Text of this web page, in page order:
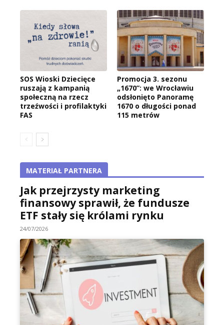
SOS Wioski Dziecięce
ruszają z kampanią
społeczną na rzecz
trzeźwości i profilaktyki
FAS
Promocja 3. sezonu
„1670”: we Wrocławiu
odsłonięto Panoramę
1670 o długości ponad
115 metrów
MATERIAŁ PARTNERA
Jak przejrzysty marketing
finansowy sprawił, że fundusze
ETF stały się królami rynku
24/07/2026